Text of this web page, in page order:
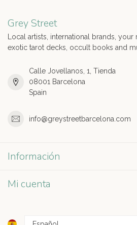
Grey Street
Local artists, international brands, your
exotic tarot decks, occult books and
Calle Jovellanos, 1, Tienda
08001 Barcelona
Spain
info@greystreetbarcelona.com
Información
Mi cuenta